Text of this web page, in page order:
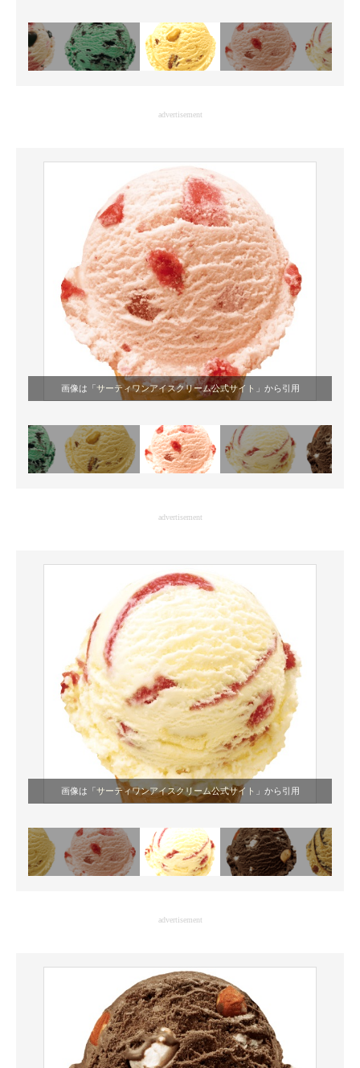
advertisement
画像は「 サーティワンアイスクリーム公式サイト 」から引用
advertisement
画像は「 サーティワンアイスクリーム公式サイト 」から引用
advertisement